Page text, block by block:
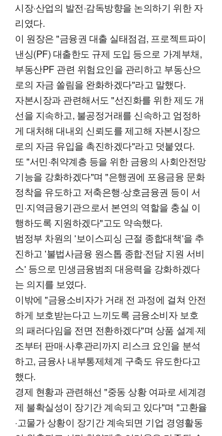
시장·산업의 발전·감독방향을 논의하기 위한 자
리였다.
이 원장은 "금융권 대출 실태점검, 프로젝트파이
낸싱(PF) 대출한도 규제 도입 등으로 가계부채,
부동산PF 관련 위험요인을 관리하고 부동산으
로의 자금 쏠림을 완화하겠다"라고 말했다.
자본시장과 관련해서도 "선진화를 위한 제도 개
선을 지속하고, 불공정거래를 신속하고 엄정하
게 대처해 대내외 신뢰도를 제고해 자본시장으
로의 자금 유입을 촉진하겠다"라고 덧붙였다.
또 "서민·취약계층 등을 위한 금융의 사회안전망
기능을 강화하겠다"며 "은행권에 포용금융 문화
정착을 유도하고 저축은행·상호금융권 등이 서
민·지역금융기관으로서 본연의 역할을 충실 이
행하도록 지원하겠다"고도 약속했다.
범정부 차원의 '보이스피싱 근절 종합대책'을 추
진하고 '불법사금융 원스톱 종합·전담 지원 서비
스' 등으로 민생금융범죄 대응력을 강화하겠다
는 의지를 보였다.
이밖에 "금융소비자가 거래 전 과정에 걸쳐 안전
하게 보호받는다고 느끼도록 금융소비자 보호
의 패러다임을 전면 전환하겠다"며 상품 설계·제
조부터 판매·사후관리까지 리스크 요인을 분석
하고, 금융사 내부통제체계 구축도 유도한다고
했다.
경제 현황과 관련해선 "중동 상황 여파로 세계경
제 불확실성이 장기간 계속되고 있다"며 "고환율
·고물가 상황이 장기간 계속되면 기업 경영활동